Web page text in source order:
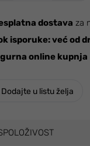
dostava za
isporuke:već od
online kupnja
Dodajte u listu želja